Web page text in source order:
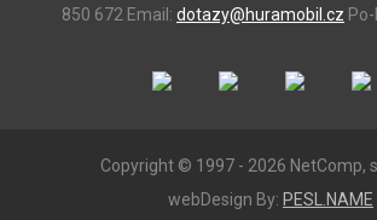
850 672 Email: dotazy@huramobil.cz
Copyright © 1997 - 2026 NetComp,
webDesign By: PESL.NAME